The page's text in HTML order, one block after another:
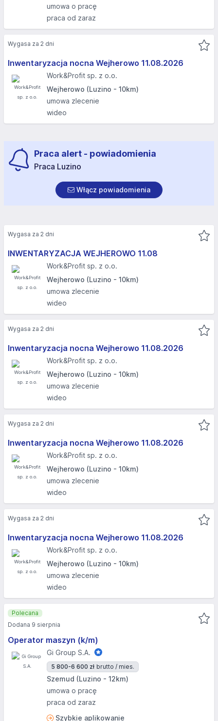
umowa o pracę
praca od zaraz
Inwentaryzacja nocna Wejherowo 11.08.2026​
Work&Profit sp. z o.o.
Wejherowo (Luzino - 10km)
umowa zlecenie
wideo
Wygasa za 2 dni
Praca alert - powiadomienia
Praca Luzino
Włącz powiadomienia
INWENTARYZACJA WEJHEROWO 11.08​
Work&Profit sp. z o.o.
Wejherowo (Luzino - 10km)
umowa zlecenie
wideo
Wygasa za 2 dni
Inwentaryzacja nocna Wejherowo 11.08.2026​
Work&Profit sp. z o.o.
Wejherowo (Luzino - 10km)
umowa zlecenie
wideo
Wygasa za 2 dni
Inwentaryzacja nocna Wejherowo 11.08.2026​
Work&Profit sp. z o.o.
Wejherowo (Luzino - 10km)
umowa zlecenie
wideo
Wygasa za 2 dni
Inwentaryzacja nocna Wejherowo 11.08.2026​
Work&Profit sp. z o.o.
Wejherowo (Luzino - 10km)
umowa zlecenie
wideo
Wygasa za 2 dni
Operator maszyn (k/m)
Gi Group S.A.
5 800-6 600 zł brutto / mies.
Szemud (Luzino - 12km)
umowa o pracę
praca od zaraz
Szybkie aplikowanie
Polecana
Dodana 9 sierpnia